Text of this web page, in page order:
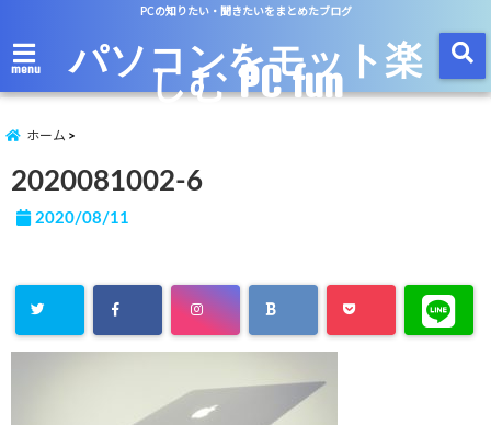
PCの知りたい・聞きたいをまとめたブログ
menu パソコンをモット楽
しむ PC fun
ホーム
2020081002-6
2020/08/11